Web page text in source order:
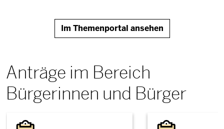
Im Themenportal ansehen
Anträge im Bereich
Bürgerinnen und Bürger